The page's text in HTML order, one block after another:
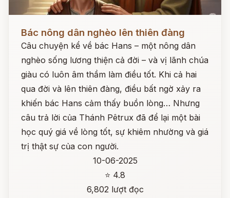
Bác nông dân nghèo lên thiên đàng
Câu chuyện kể về bác Hans – một nông dân
nghèo sống lương thiện cả đời – và vị lãnh chúa
giàu có luôn âm thầm làm điều tốt. Khi cả hai
qua đời và lên thiên đàng, điều bất ngờ xảy ra
khiến bác Hans cảm thấy buồn lòng… Nhưng
câu trả lời của Thánh Pêtrux đã để lại một bài
học quý giá về lòng tốt, sự khiêm nhường và giá
trị thật sự của con người.
10-06-2025
⭐ 4.8
6,802 lượt đọc